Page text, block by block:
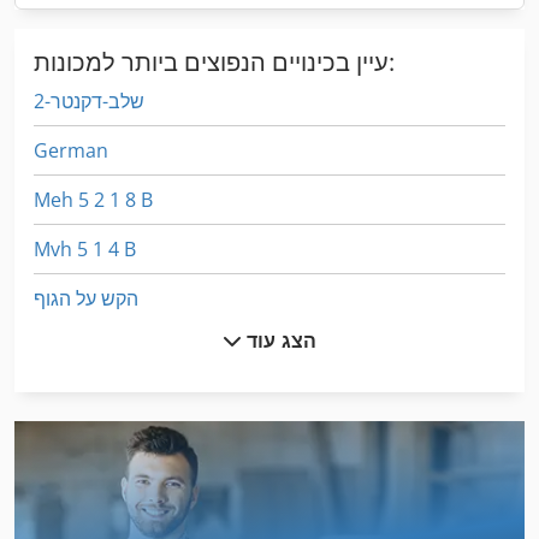
עיין בכינויים הנפוצים ביותר למכונות:
2-שלב-דקנטר
German
Meh 5 2 1 8 B
Mvh 5 1 4 B
הקש על הגוף
הקש על לחמניות
הקש על ציר
הצג עוד